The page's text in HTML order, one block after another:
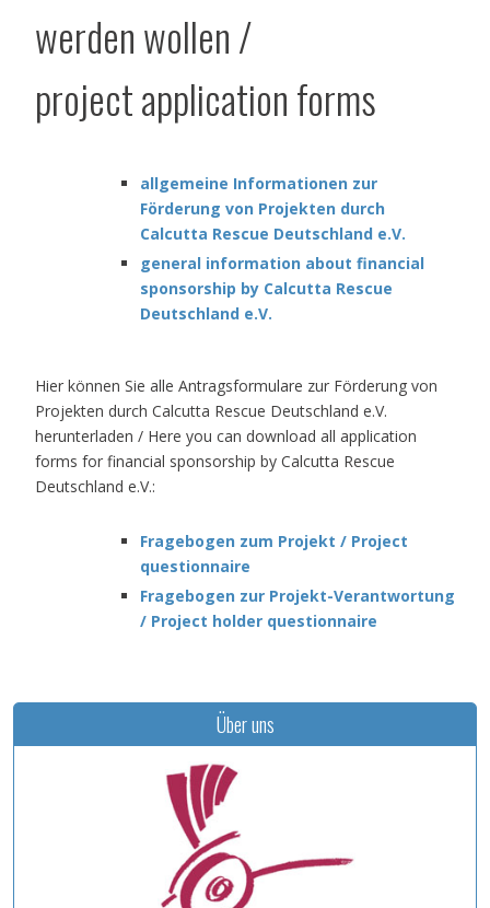
werden wollen /
project application forms
allgemeine Informationen zur
Förderung von Projekten durch
Calcutta Rescue Deutschland e.V.
general information about financial
sponsorship by Calcutta Rescue
Deutschland e.V.
Hier können Sie alle Antragsformulare zur Förderung von
Projekten durch Calcutta Rescue Deutschland e.V.
herunterladen / Here you can download all application
forms for financial sponsorship by Calcutta Rescue
Deutschland e.V.:
Fragebogen zum Projekt / Project
questionnaire
Fragebogen zur Projekt-Verantwortung
/ Project holder questionnaire
Über uns